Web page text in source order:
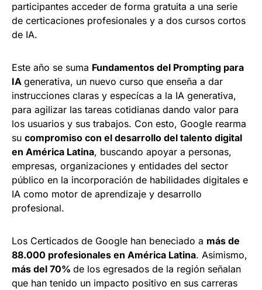
participantes acceder de forma gratuita a una serie
de certicaciones profesionales y a dos cursos cortos
de IA.
Este año se suma Fundamentos del Prompting para
IA generativa, un nuevo curso que enseña a dar
instrucciones claras y especícas a la IA generativa,
para agilizar las tareas cotidianas dando valor para
los usuarios y sus trabajos. Con esto, Google rearma
su compromiso con el desarrollo del talento digital
en América Latina, buscando apoyar a personas,
empresas, organizaciones y entidades del sector
público en la incorporación de habilidades digitales e
IA como motor de aprendizaje y desarrollo
profesional.
Los Certicados de Google han beneciado a más de
88.000 profesionales en América Latina. Asimismo,
más del 70% de los egresados de la región señalan
que han tenido un impacto positivo en sus carreras